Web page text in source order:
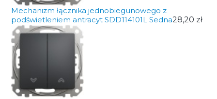
Mechanizm łącznika jednobiegunowego z
podświetleniem antracyt SDD114101L Sedna28,20 zł